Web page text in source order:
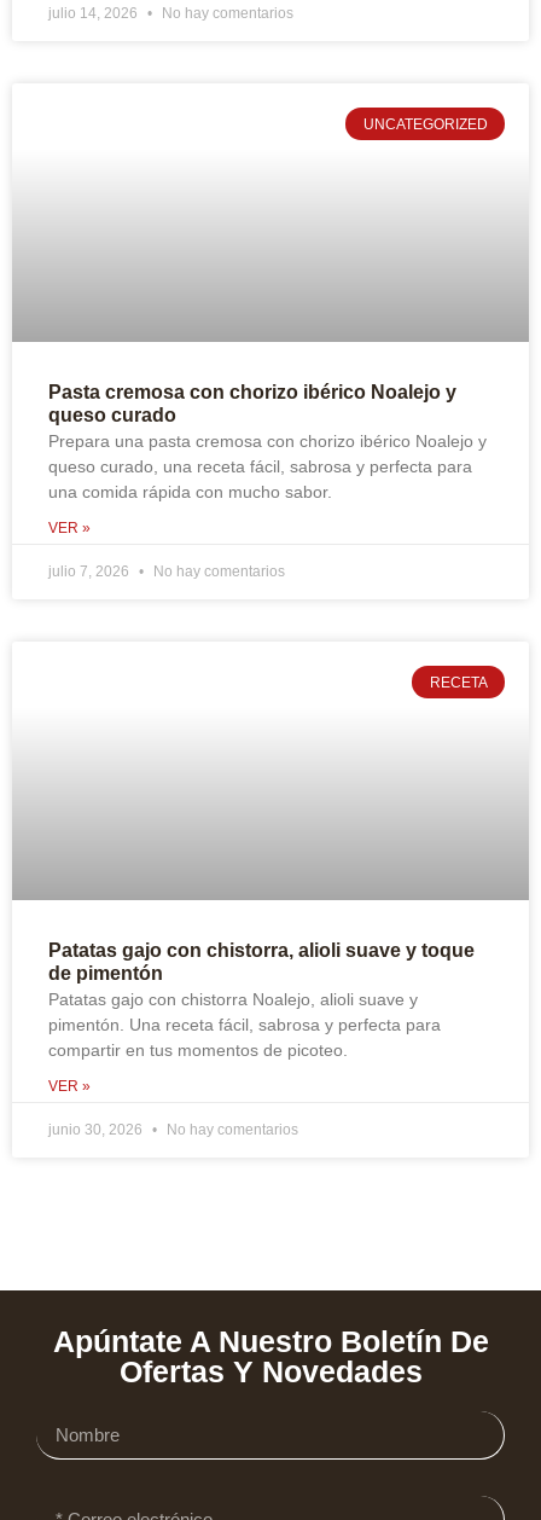
julio 14, 2026 No hay comentarios
UNCATEGORIZED
Pasta cremosa con chorizo ibérico Noalejo y
queso curado
Prepara una pasta cremosa con chorizo ibérico Noalejo y
queso curado, una receta fácil, sabrosa y perfecta para
una comida rápida con mucho sabor.
VER »
julio 7, 2026 No hay comentarios
RECETA
Patatas gajo con chistorra, alioli suave y toque
de pimentón
Patatas gajo con chistorra Noalejo, alioli suave y
pimentón. Una receta fácil, sabrosa y perfecta para
compartir en tus momentos de picoteo.
VER »
junio 30, 2026 No hay comentarios
Apúntate A Nuestro Boletín De
Ofertas Y Novedades